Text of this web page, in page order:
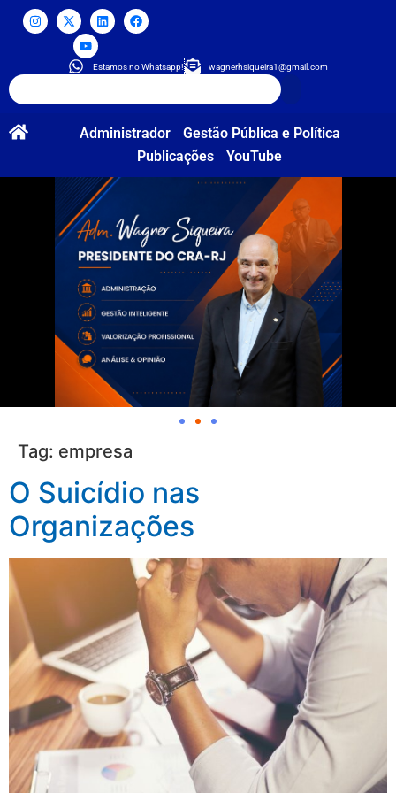
Estamos no Whatsapp! wagnerhsiqueira1@gmail.com
Administrador
Gestão Pública e Política
Publicações
YouTube
Tag: empresa
O Suicídio nas
Organizações